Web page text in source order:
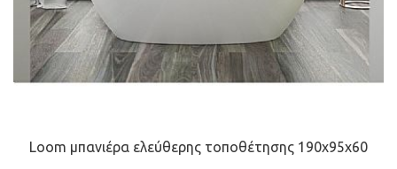
Loom μπανιέρα ελεύθερης τοποθέτησης 190x95x60